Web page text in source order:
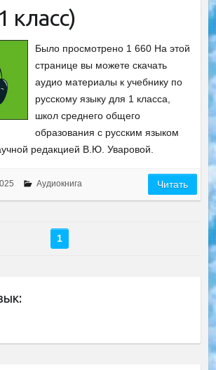
класс)
Было просмотрено 1 660 На этой
странице вы можете скачать
аудио материалы к учебнику по
русскому языку для 1 класса,
школ среднего общего
образования с русским языком
редакцией B.Ю. Уваровой.
Аудиокнига Читать
1